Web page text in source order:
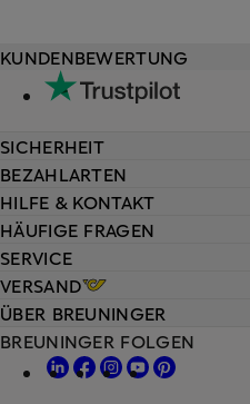
HILFE & KONTAKT
HÄUFIGE FRAGEN
SERVICE
VERSAND
KUNDENBEWERTUNG
SICHERHEIT
BEZAHLARTEN
ÜBER BREUNINGER
BREUNINGER FOLGEN